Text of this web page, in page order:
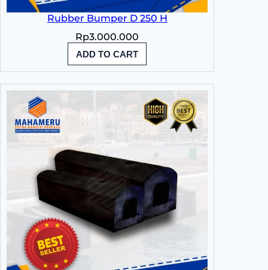
Rubber Bumper D 250 H
Rp3.000.000
ADD TO CART